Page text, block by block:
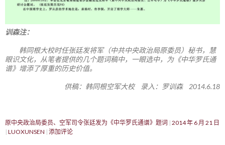
训森注：
韩同根大校时任张廷发将军（中共中央政治局原委员）秘书，慧
眼识文化，从笔者提供的几个题词稿中，一眼选中，为《中华罗氏通
谱》增添了厚重的历史价值。
供稿：韩同根空军大校 录入：罗训森 2014.6.18
原中央政治局委员、空军司令张廷发为《中华罗氏通谱》题词 2014 年 6 月 21 日
LUOXUNSEN 添加评论